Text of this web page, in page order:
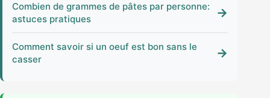
Combien de grammes de pâtes par personne:
astuces pratiques
→
Comment savoir si un oeuf est bon sans le
casser
→